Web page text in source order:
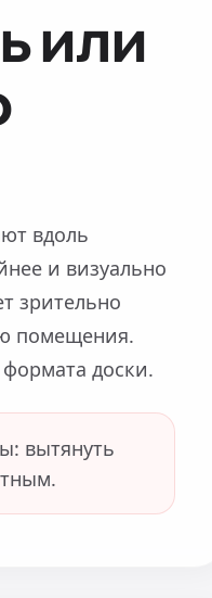
или
вдоль
и визуально
зрительно
помещения.
доски.
вытянуть